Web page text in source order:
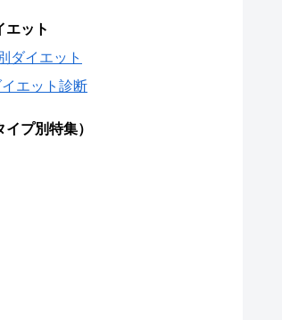
エット
ダイエット
エット診断
プ別特集）